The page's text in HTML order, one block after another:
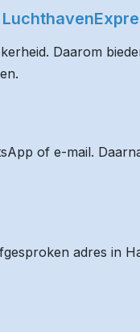
Daarom
of e-mail.
adres in